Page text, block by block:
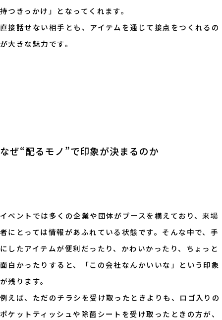
持つきっかけ」となってくれます。
直接話せない相手とも、アイテムを通じて接点をつくれるの
が大きな魅力です。
なぜ“配るモノ”で印象が決まるのか
イベントでは多くの企業や団体がブースを構えており、来場
者にとっては情報があふれている状態です。そんな中で、手
にしたアイテムが便利だったり、かわいかったり、ちょっと
面白かったりすると、「この会社なんかいいな」という印象
が残ります。
例えば、ただのチラシを受け取ったときよりも、ロゴ入りの
ポケットティッシュや除菌シートを受け取ったときの方が、